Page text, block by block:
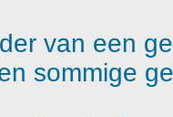
van een
sommige